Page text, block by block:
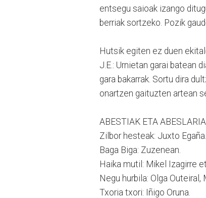
entsegu saioak izango
berriak sortzeko. Pozik
Hutsik egiten ez duen
J.E.: Urnietan garai batean
gara bakarrak. Sortu dira
onartzen gaituzten artean
ABESTIAK ETA
Zilbor hesteak: Juxto Egaña.
Baga Biga: Zuzenean.
Haika mutil: Mikel Izagirre
Negu hurbila: Olga Outeiral,
Txoria txori: Iñigo Oruna.